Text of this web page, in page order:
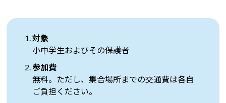
対象
小中学生およびその保護者
参加費
無料。ただし、集合場所までの交通費は各自
ご負担ください。